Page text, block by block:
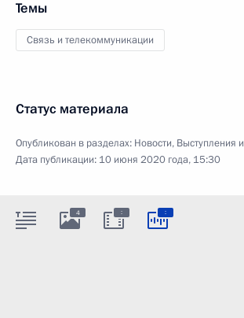
Темы
Связь и телекоммуникации
Статус материала
Опубликован в разделах: Новости, Выступления
Дата публикации: 10 июня 2020 года, 15:30
4 : :